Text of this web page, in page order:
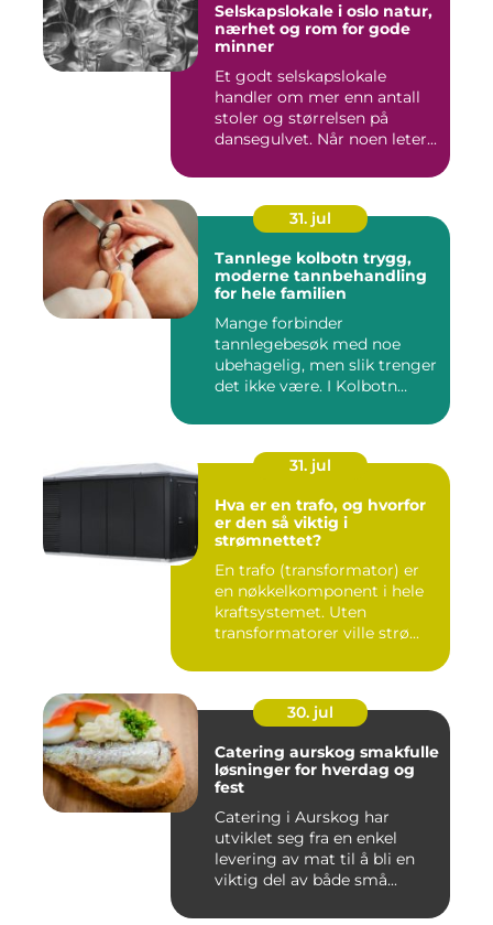
Selskapslokale i oslo natur,
nærhet og rom for gode
minner
Et godt selskapslokale
handler om mer enn antall
stoler og størrelsen på
dansegulvet. Når noen leter...
31. jul
Tannlege kolbotn trygg,
moderne tannbehandling
for hele familien
Mange forbinder
tannlegebesøk med noe
ubehagelig, men slik trenger
det ikke være. I Kolbotn
31. jul
Hva er en trafo, og hvorfor
er den så viktig i
strømnettet?
En trafo (transformator) er
en nøkkelkomponent i hele
kraftsystemet. Uten
transformatorer ville strø...
30. jul
Catering aurskog smakfulle
løsninger for hverdag og
fest
Catering i Aurskog har
utviklet seg fra en enkel
levering av mat til å bli en
viktig del av både små...